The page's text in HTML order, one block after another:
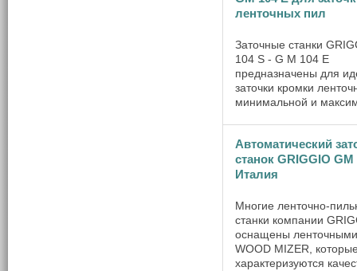
ленточных пил
Заточные станки
104 S - G М 104 E
предназначены для
заточки кромки
минимальной и
станки способны
54 зубьев в минуту.
Автоматический
станок GRIGGIO GМ
Италия
Многие ленточно-
станки компании
оснащены
WOOD MIZER,
характеризуются